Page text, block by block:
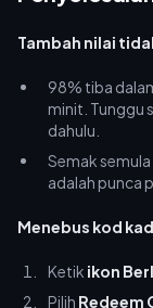
Tambah nilai
98% tiba
minit. Tunggu
dahulu.
Semak
adalah punca
Menebus kod
Ketik ikon
Pilih Redeem